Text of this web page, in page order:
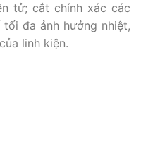
tử; cắt chính xác các
đa ảnh hưởng nhiệt,
linh kiện.